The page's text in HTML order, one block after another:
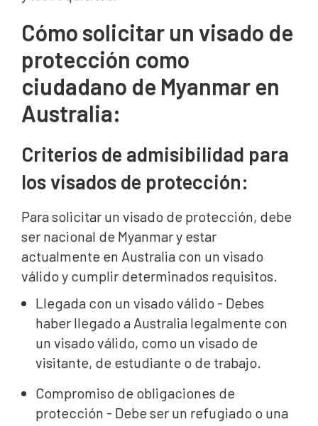
Cómo solicitar un visado de
protección como
ciudadano de Myanmar en
Australia:
Criterios de admisibilidad para
los visados de protección:
Para solicitar un visado de protección, debe
ser nacional de Myanmar y estar
actualmente en Australia con un visado
válido y cumplir determinados requisitos.
Llegada con un visado válido - Debes
haber llegado a Australia legalmente con
un visado válido, como un visado de
visitante, de estudiante o de trabajo.
Compromiso de obligaciones de
protección - Debe ser un refugiado o una